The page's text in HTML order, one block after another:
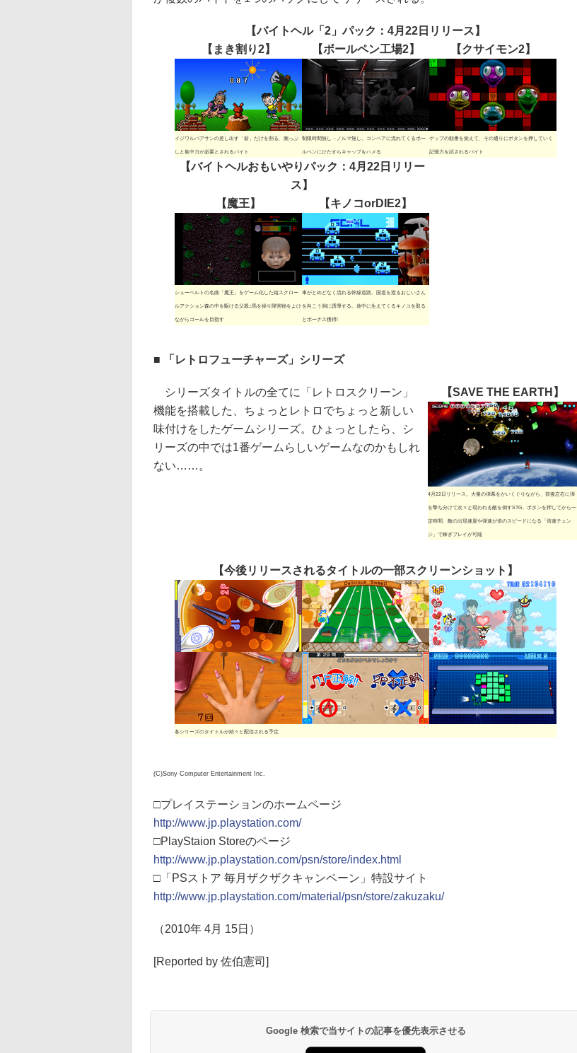
【バイトヘル「2」パック：4月22日リリース】
【まき割り2】
【ボールペン工場2】 【クサイモン2】
イジワルバアサンの差し出す「薪」だけを割る、腕っぷ
しと集中力が必要とされるバイト
制限時間無し・ノルマ無し。コンベアに流れてくるボー
ルペンにひたすらキャップをハメる
ゲップの順番を覚えて、その通りにボタンを押していく
記憶力を試されるバイト
【バイトヘルおもいやりパック：4月22日リリー
ス】
【魔王】
【キノコorDIE2】
シューベルトの名曲「魔王」をゲーム化した縦スクロー
ルアクション森の中を駆ける父親=馬を操り障害物をよけ
ながらゴールを目指す
車がとめどなく流れる幹線道路。国道を渡るおじいさん
を向こう側に誘導する。途中に生えてくるキノコを取る
とボーナス獲得!
■ 「レトロフューチャーズ」シリーズ
【SAVE THE EARTH】
4月22日リリース。大量の弾幕をかいくぐりながら、前後左右に弾
を撃ち分けて次々と現われる敵を倒すSTG。ボタンを押してから一
定時間、敵の出現速度や弾速が倍のスピードになる「倍速チェン
ジ」で稼ぎプレイが可能
シリーズタイトルの全てに「レトロスクリーン」
機能を搭載した、ちょっとレトロでちょっと新しい
味付けをしたゲームシリーズ。ひょっとしたら、シ
リーズの中では1番ゲームらしいゲームなのかもしれ
ない……。
【今後リリースされるタイトルの一部スクリーンショット】
各シリーズのタイトルが続々と配信される予定
(C)Sony Computer Entertainment Inc.
□プレイステーションのホームページ
http://www.jp.playstation.com/
□PlayStaion Storeのページ
http://www.jp.playstation.com/psn/store/index.html
□「PSストア 毎月ザクザクキャンペーン」特設サイト
http://www.jp.playstation.com/material/psn/store/zakuzaku/
（2010年 4月 15日）
[Reported by 佐伯憲司]
Google 検索で当サイトの記事を優先表示させる